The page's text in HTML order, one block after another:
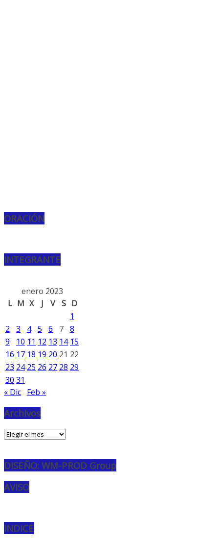
ORACIÓN
INTEGRANTE
enero 2023
L M X J V S D
1
2
3 4 5 6 7 8
9
10 11 12 13 14 15
16 17 18 19 20 21 22
23 24 25 26 27 28 29
30 31
« Dic Feb »
Archivos
Archivos
DISEÑO: WM-PROD Group
AVISO
INDICE